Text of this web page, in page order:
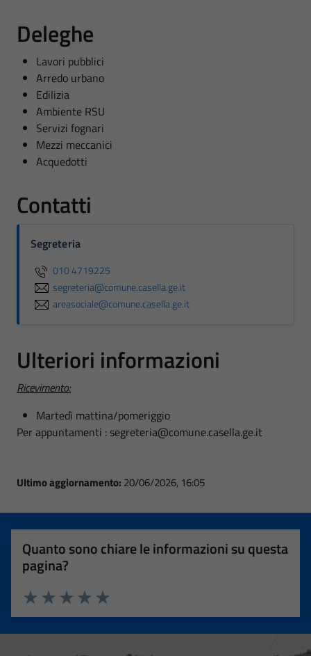
Deleghe
Lavori pubblici
Arredo urbano
Edilizia
Ambiente RSU
Servizi fognari
Mezzi meccanici
Acquedotti
Contatti
Segreteria
010 4719225
segreteria@comune.casella.ge.it
areasociale@comune.casella.ge.it
Ulteriori informazioni
Ricevimento:
Martedì mattina/pomeriggio
Per appuntamenti : segreteria@comune.casella.ge.it
Ultimo aggiornamento: 20/06/2026, 16:05
Quanto sono chiare le informazioni su questa
pagina?
Valuta 5 stelle su 5
Valuta 4 stelle su 5
Valuta 3 stelle su 5
Valuta 2 stelle su 5
Valuta 1 stelle su 5